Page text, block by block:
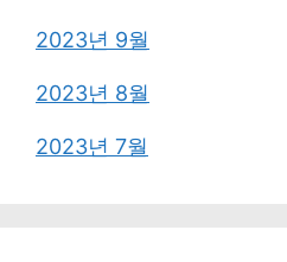
2023년 9월
2023년 8월
2023년 7월